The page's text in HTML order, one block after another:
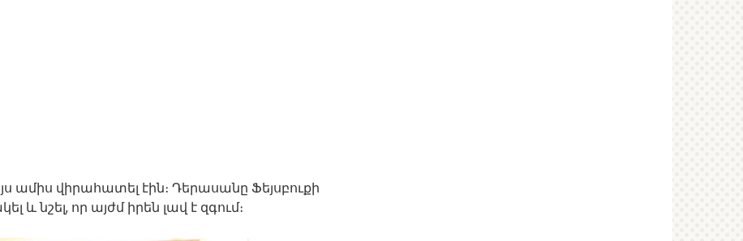
վիրահատել էին։ Դերասանը Ֆեյսբուքի
և նշել, որ այժմ իրեն լավ է զգում։